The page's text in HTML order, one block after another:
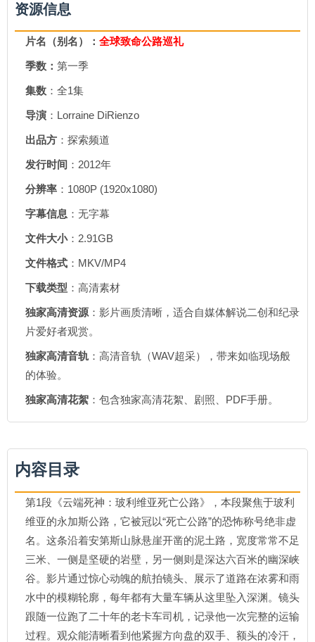
资源信息
片名（别名）： 全球致命公路巡礼
季数： 第一季
集数 ：全1集
导演 ：Lorraine DiRienzo
出品方 ：探索频道
发行时间 ：2012年
分辨率 ：1080P (1920x1080)
字幕信息 ：无字幕
文件大小：2.91GB
文件格式 ：MKV/MP4
下载类型 ：高清素材
独家高清资源 ：影片画质清晰，适合自媒体解说二创和纪录
片爱好者观赏。
独家高清音轨 ：高清音轨（WAV超采），带来如临现场般
的体验。
独家高清花絮 ：包含独家高清花絮、剧照、PDF手册。
内容目录
第1段《云端死神：玻利维亚死亡公路》，本段聚焦于玻利
维亚的永加斯公路，它被冠以“死亡公路”的恐怖称号绝非虚
名。这条沿着安第斯山脉悬崖开凿的泥土路，宽度常常不足
三米、一侧是坚硬的岩壁，另一侧则是深达六百米的幽深峡
谷。影片通过惊心动魄的航拍镜头、展示了道路在浓雾和雨
水中的模糊轮廓，每年都有大量车辆从这里坠入深渊。镜头
跟随一位跑了二十年的老卡车司机，记录他一次完整的运输
过程。观众能清晰看到他紧握方向盘的双手、额头的冷汗，